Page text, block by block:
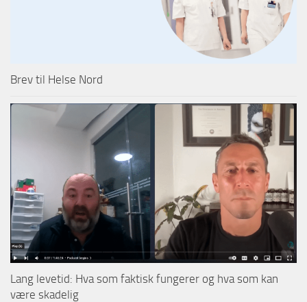
Brev til Helse Nord
Lang levetid: Hva som faktisk fungerer og hva som kan
være skadelig